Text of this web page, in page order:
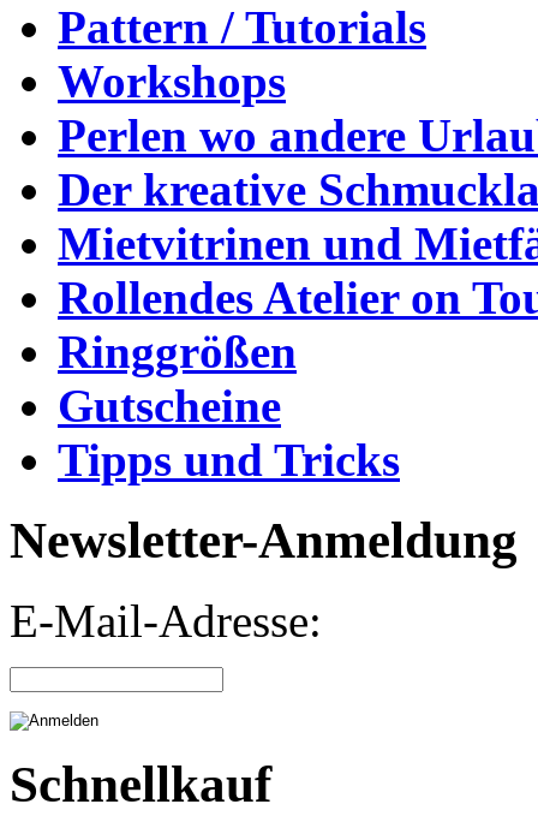
Pattern / Tutorials
Workshops
Perlen wo andere
Der kreative
Mietvitrinen und
Rollendes Atelier on
Ringgrößen
Gutscheine
Tipps und Tricks
Newsletter-Anmeldung
E-Mail-Adresse:
Schnellkauf